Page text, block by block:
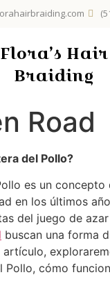
Flora’s Hair
Braiding
Road
del Pollo?
es un concepto
en los últimos
del juego de
buscan una forma
Pollo, cómo